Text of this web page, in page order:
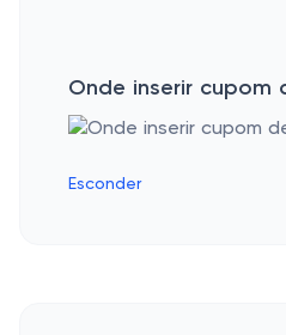
Onde inserir cupom
Esconder